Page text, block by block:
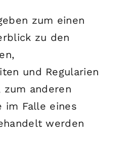
zum einen
zu den
und Regularien
zum anderen
im Falle eines
werden